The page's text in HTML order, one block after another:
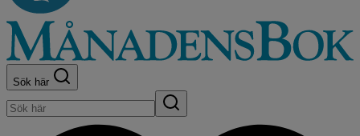
Sök här